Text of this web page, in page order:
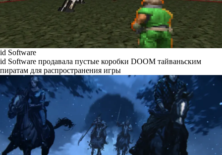
id Software
id Software продавала пустые коробки DOOM тайваньским
пиратам для распространения игры